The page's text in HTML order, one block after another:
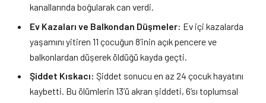
kanallarında boğularak can verdi.
Ev Kazaları ve Balkondan Düşmeler: Ev içi kazalarda
yaşamını yitiren 11 çocuğun 8’inin açık pencere ve
balkonlardan düşerek öldüğü kayda geçti.
Şiddet Kıskacı: Şiddet sonucu en az 24 çocuk hayatını
kaybetti. Bu ölümlerin 13’ü akran şiddeti, 6’sı toplumsal